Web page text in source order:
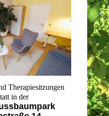
Therapiesitzungen
in der